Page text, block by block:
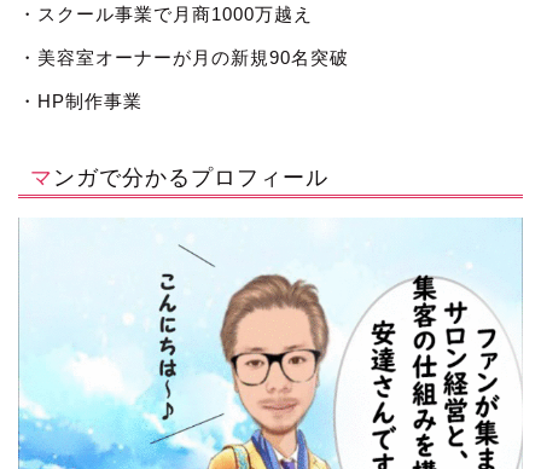
・スクール事業で月商1000万越え
・美容室オーナーが月の新規90名突破
・HP制作事業
マンガで分かるプロフィール